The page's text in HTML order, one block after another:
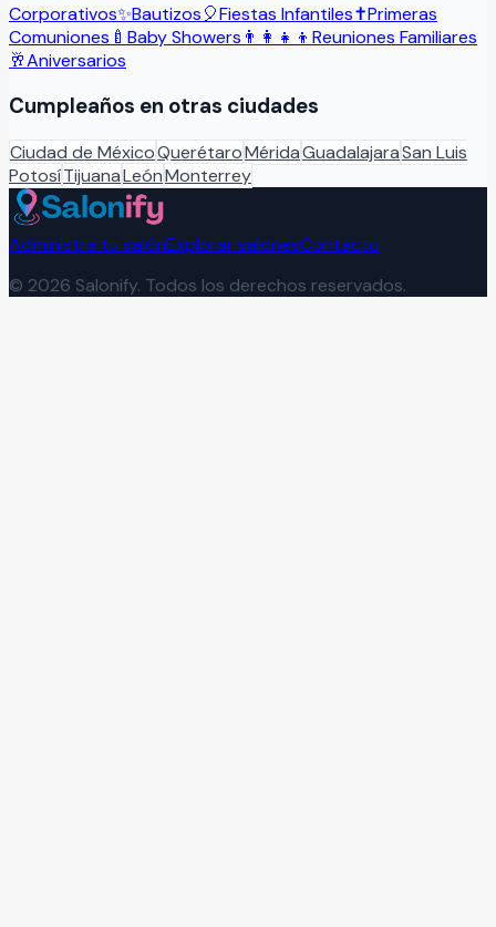
Corporativos✨Bautizos🎈Fiestas Infantiles✝️Primeras
Comuniones 🍼 Baby Showers 👨‍👩‍👧‍👦 Reuniones Familiares
🥂Aniversarios
Cumpleaños en otras ciudades
Ciudad de MéxicoQuerétaroMéridaGuadalajaraSan Luis
PotosíTijuanaLeónMonterrey
Administra tu salónExplorar salonesContacto
© 2026 Salonify. Todos los derechos reservados.